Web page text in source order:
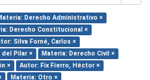
Derecho Administrativo ×
Derecho Constitucional ×
Silva Forné, Carlos ×
Pilar ×
Materia: Derecho Civil ×
×
Autor: Fix Fierro, Héctor ×
Materia: Otro ×